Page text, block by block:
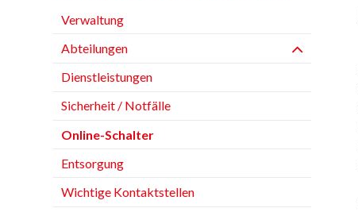
Verwaltung
Abteilungen
Dienstleistungen
Sicherheit / Notfälle
Online-Schalter
Entsorgung
Wichtige Kontaktstellen